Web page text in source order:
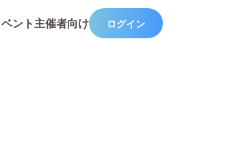
ント主催者向け ログイン